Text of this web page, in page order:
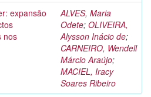
expansão
nos
ALVES, Maria
Odete; OLIVEIRA,
Alysson Inácio de;
CARNEIRO, Wendell
Márcio Araújo;
MACIEL, Iracy
Soares Ribeiro